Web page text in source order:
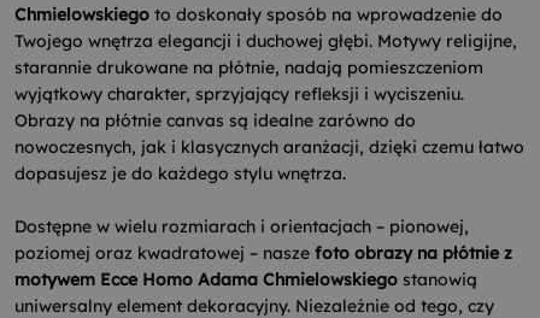
Chmielowskiego to doskonały sposób na wprowadzenie do
Twojego wnętrza elegancji i duchowej głębi. Motywy religijne,
starannie drukowane na płótnie, nadają pomieszczeniom
wyjątkowy charakter, sprzyjający refleksji i wyciszeniu.
Obrazy na płótnie canvas są idealne zarówno do
nowoczesnych, jak i klasycznych aranżacji, dzięki czemu łatwo
dopasujesz je do każdego stylu wnętrza.
Dostępne w wielu rozmiarach i orientacjach – pionowej,
poziomej oraz kwadratowej – nasze foto obrazy na płótnie z
motywem Ecce Homo Adama Chmielowskiego stanowią
uniwersalny element dekoracyjny. Niezależnie od tego, czy